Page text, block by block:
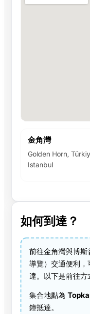
金角灣
Golden Horn,
Istanbul
如何到達？
前往金角灣與博
導覽）交通便利
達。以下是前往方
集合地點為
鐘抵達。